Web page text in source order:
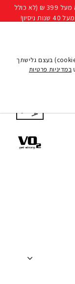
אספקה מהירה לכל הארץ - משלוח חינם ברכישה מעל 399 ₪ (לא כולל
/כן מתכוונן למוט
בעת השימוש באתר אנו עושים שימוש ב''עוגיות'' (cookies) בעצם גלישתך
במדיניות פרטיות